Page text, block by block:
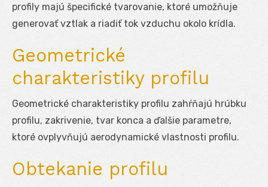
profily majú špecifické tvarovanie, ktoré umožňuje
generovať vztlak a riadiť tok vzduchu okolo krídla.
Geometrické
charakteristiky profilu
Geometrické charakteristiky profilu zahŕňajú hrúbku
profilu, zakrivenie, tvar konca a ďalšie parametre,
ktoré ovplyvňujú aerodynamické vlastnosti profilu.
Obtekanie profilu